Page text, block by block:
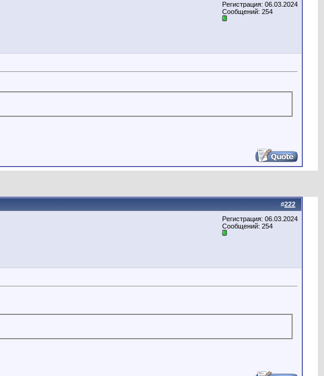
Регистрация: 06.03.2024
Сообщений: 254
#222
Регистрация: 06.03.2024
Сообщений: 254